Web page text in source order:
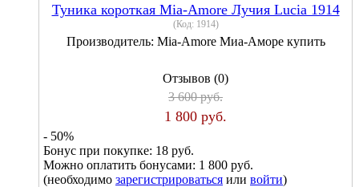
Туника короткая Mia-Amore Лучия Lucia 1914
(Код: 1914)
Производитель: Mia-Amore Миа-Аморе купить
Отзывов (0)
3 600 руб.
1 800 руб.
- 50%
Бонус при покупке: 18 руб.
Можно оплатить бонусами: 1 800 руб.
(необходимо зарегистрироваться или войти)